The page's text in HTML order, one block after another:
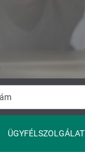
ÜGYFÉLSZOLGÁLAT